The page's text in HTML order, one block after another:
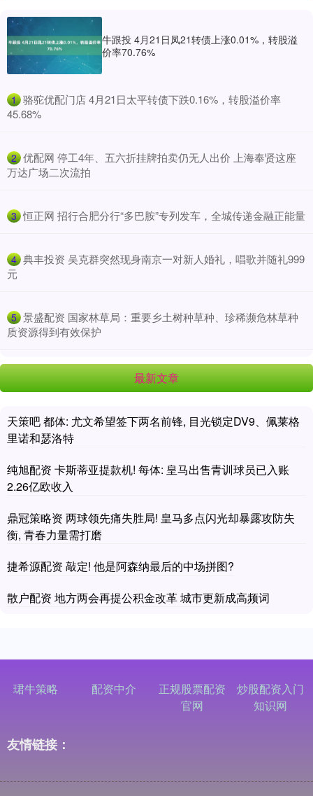
牛跟投 4月21日凤21转债上涨0.01%，转股溢
价率70.76%
1 ​骆驼优配门店 4月21日太平转债下跌0.16%，转股溢价率
45.68%
2 ​优配网 停工4年、五六折挂牌拍卖仍无人出价 上海奉贤这座
万达广场二次流拍
3 ​恒正网 招行合肥分行“多巴胺”专列发车，全城传递金融正能量
4 ​典丰投资 吴克群突然现身南京一对新人婚礼，唱歌并随礼999
元
5 ​景盛配资 国家林草局：重要乡土树种草种、珍稀濒危林草种
质资源得到有效保护
最新文章
天策吧 都体: 尤文希望签下两名前锋, 目光锁定DV9、佩莱格
里诺和瑟洛特
纯旭配资 卡斯蒂亚提款机! 每体: 皇马出售青训球员已入账
2.26亿欧收入
鼎冠策略资 两球领先痛失胜局! 皇马多点闪光却暴露攻防失
衡, 青春力量需打磨
捷希源配资 敲定! 他是阿森纳最后的中场拼图?
散户配资 地方两会再提公积金改革 城市更新成高频词
珺牛策略 配资中介
正规股票配资
官网
炒股配资入门
知识网
友情链接：